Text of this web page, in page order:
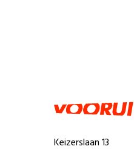
Keizerslaan 13